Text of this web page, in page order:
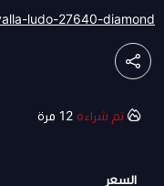
ludo-27640-diamond ,
تم شراءه 12 مرة
السعر